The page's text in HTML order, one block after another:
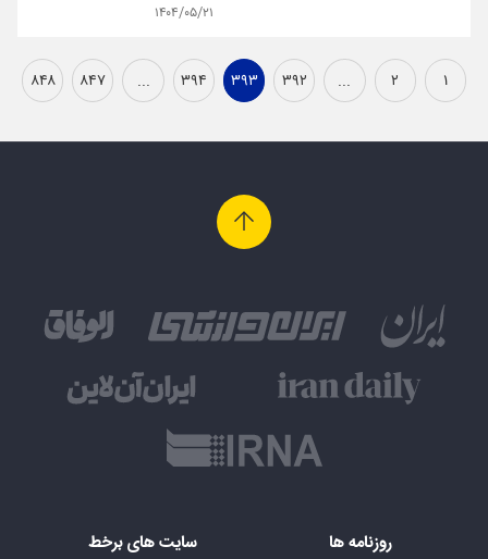
۱۴۰۴/۰۵/۲۱
۱ ۲ ... ۳۹۲ ۳۹۳ ۳۹۴ ... ۸۴۷ ۸۴۸
روزنامه ها سایت های برخط